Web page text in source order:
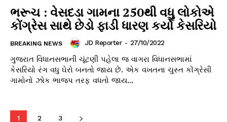
ભરૂચ : વેસદડા ગામના 250થી વધુ લોકોએ
કોંગ્રેસ સાથે છેડો ફાડી ધારણ કર્યો કેસરિયો
BREAKING NEWS JD Reporter - 27/10/2022
ગુજરાત વિધાનસભાની ચૂંટણી પહેલા જ વાગરા વિધાનસભામાં
કેસરિયો રંગ વધુ ઘેરો બનતો જાય છે. એક વખતના ચુસ્ત કોંગ્રેસી
ગામોનો ઝોક ભાજપ તરફ વધતો જાય...
1 2 3